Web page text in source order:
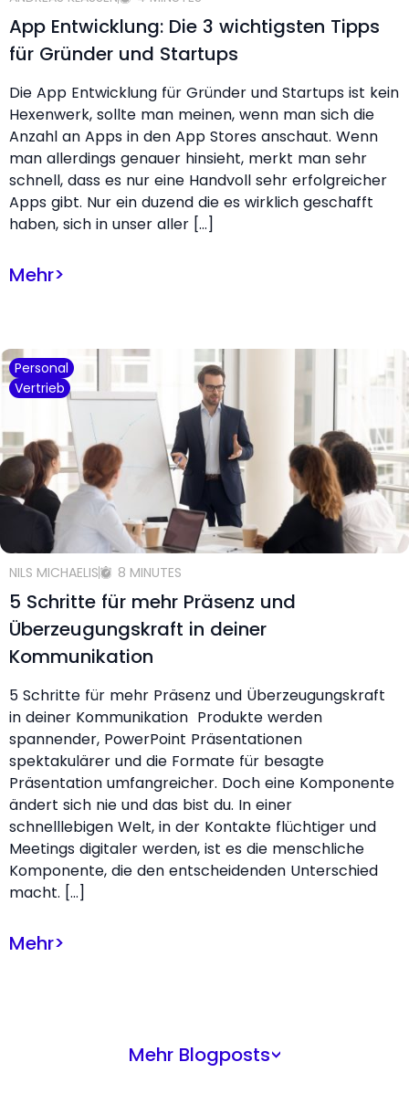
App Entwicklung: Die 3 wichtigsten Tipps
für Gründer und Startups
Die App Entwicklung für Gründer und Startups ist kein
Hexenwerk, sollte man meinen, wenn man sich die
Anzahl an Apps in den App Stores anschaut. Wenn
man allerdings genauer hinsieht, merkt man sehr
schnell, dass es nur eine Handvoll sehr erfolgreicher
Apps gibt. Nur ein duzend die es wirklich geschafft
haben, sich in unser aller […]
Mehr>
Personal
Vertrieb
NILS MICHAELIS 8 MINUTES
5 Schritte für mehr Präsenz und
Überzeugungskraft in deiner
Kommunikation
5 Schritte für mehr Präsenz und Überzeugungskraft
in deiner Kommunikation Produkte werden
spannender, PowerPoint Präsentationen
spektakulärer und die Formate für besagte
Präsentation umfangreicher. Doch eine Komponente
ändert sich nie und das bist du. In einer
schnelllebigen Welt, in der Kontakte flüchtiger und
Meetings digitaler werden, ist es die menschliche
Komponente, die den entscheidenden Unterschied
macht. […]
Mehr>
Mehr Blogposts>